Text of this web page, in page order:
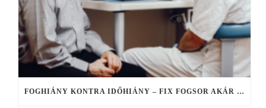
FOGHIÁNY KONTRA IDŐHIÁNY – FIX FOGSOR AKÁR EGY NAP ALATT, HA NINCS IDŐ ELHÚZÓDÓ KEZELÉSEKRE